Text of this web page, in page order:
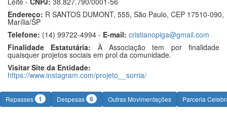
Endereço: R SANTOS DUMONT, 555, São Paulo, CEP 17510-090,
Marília/SP
Telefone: (14) 99722-4994 - E-mail: cristianopiga@gmail.com
Finalidade Estatutária: À Associação tem por finalidade
quaisquer projetos sociais em prol da comunidade.
Visitar Site da Entidade:
https://www.instagram.com/projeto__sorria/
Repasses 1 Despesas 6 Outras Movimentações Parceria